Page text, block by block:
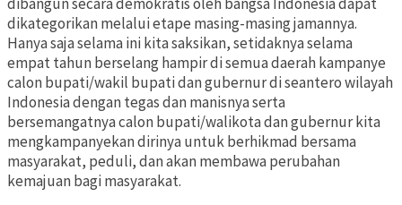
dikategorikan melalui etape masing-masing jamannya.
Hanya saja selama ini kita saksikan, setidaknya selama
empat tahun berselang hampir di semua daerah kampanye
calon bupati/wakil bupati dan gubernur di seantero wilayah
Indonesia dengan tegas dan manisnya serta
bersemangatnya calon bupati/walikota dan gubernur kita
mengkampanyekan dirinya untuk berhikmad bersama
masyarakat, peduli, dan akan membawa perubahan
kemajuan bagi masyarakat.